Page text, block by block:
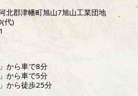
北郡津幡町旭山7旭山工業団地
代)
から車で8分
から車で5分
から徒歩25分